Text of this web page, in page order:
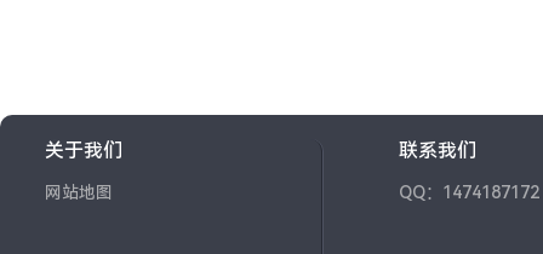
关于我们
网站地图
联系我们
QQ：1474187172